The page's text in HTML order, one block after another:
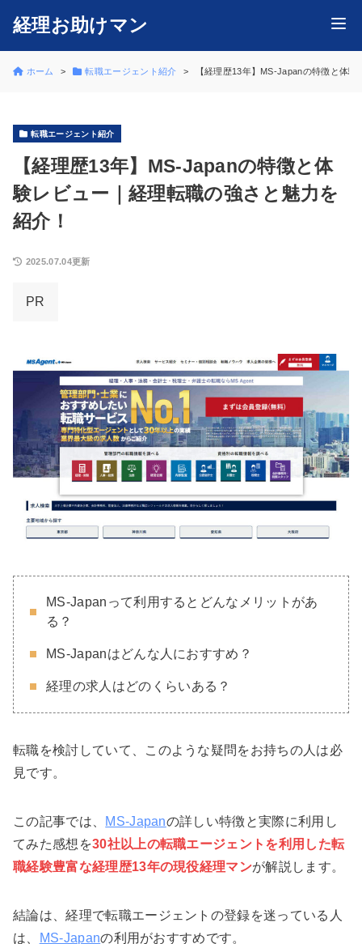
経理お助けマン
ホーム 転職エージェント紹介 【経理歴13年】MS-Japanの特徴と体
転職エージェント紹介
【経理歴13年】MS-Japanの特徴と体
験レビュー｜経理転職の強さと魅力を
紹介！
2025.07.04更新
PR
MS-Japanって利用するとどんなメリットがあ
る？
MS-Japanはどんな人におすすめ？
経理の求人はどのくらいある？
転職を検討していて、このような疑問をお持ちの人は必
見です。
この記事では、 MS-Japanの詳しい特徴と実際に利用し
てみた感想を30社以上の転職エージェントを利用した転
職経験豊富な経理歴13年の現役経理マンが解説します。
結論は、経理で転職エージェントの登録を迷っている人
は、
MS-Japanの利用がおすすめです。